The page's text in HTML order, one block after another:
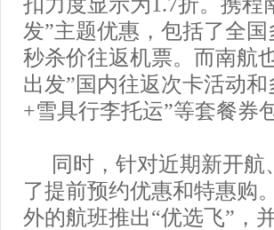
发”主题优惠，包括了全
秒杀价往返机票。而南航
出发”国内往返次卡活动
+雪具行李托运”等套餐券
同时，针对近期新开
了提前预约优惠和特惠购
外的航班推出“优选飞”，